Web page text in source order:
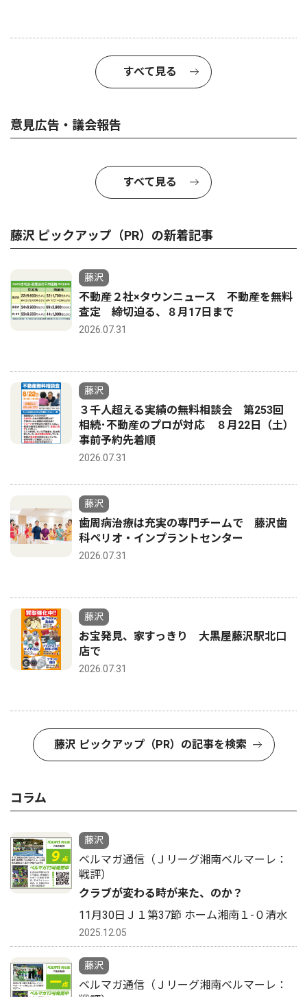
すべて見る
意見広告・議会報告
すべて見る
藤沢 ピックアップ（PR）の新着記事
藤沢
不動産２社×タウンニュース 不動産を無料
査定 締切迫る、８月17日まで
2026.07.31
藤沢
３千人超える実績の無料相談会 第253回
相続･不動産のプロが対応 ８月22日（土）
事前予約先着順
2026.07.31
藤沢
歯周病治療は充実の専門チームで 藤沢歯
科ペリオ・インプラントセンター
2026.07.31
藤沢
お宝発見、家すっきり 大黒屋藤沢駅北口
店で
2026.07.31
藤沢 ピックアップ（PR）の記事を検索
コラム
藤沢
ベルマガ通信（Ｊリーグ湘南ベルマーレ：
戦評）
クラブが変わる時が来た、のか？
11月30日Ｊ１第37節 ホーム湘南１-０清水
2025.12.05
藤沢
ベルマガ通信（Ｊリーグ湘南ベルマーレ：